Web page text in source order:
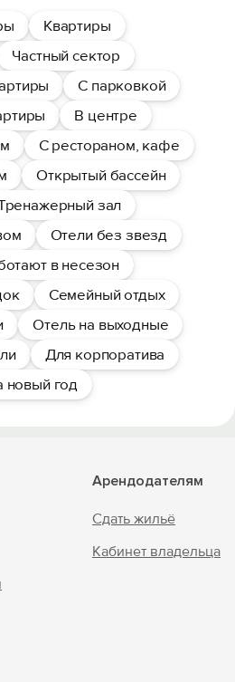
Квартиры
Частный сектор
С парковкой
В центре
С рестораном, кафе
Открытый бассейн
зал
Отели без звезд
в несезон
Семейный отдых
Отель на выходные
Для корпоратива
новый год
Арендодателям
Сдать жильё
Кабинет владельца